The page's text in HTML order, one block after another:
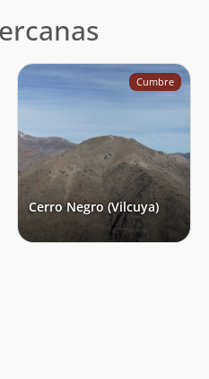
Cumbre
Cerro Negro (Vilcuya)